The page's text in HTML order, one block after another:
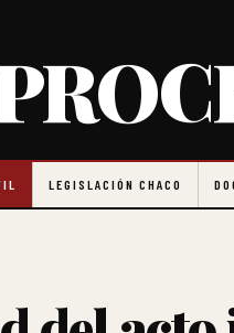
LEGISLACIÓN CHACO